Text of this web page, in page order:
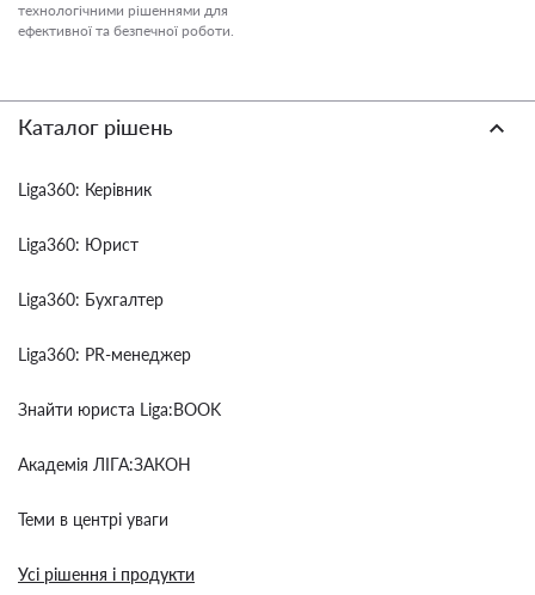
технологічними рішеннями для
ефективної та безпечної роботи.
Каталог рішень
Liga360: Керівник
Liga360: Юрист
Liga360: Бухгалтер
Liga360: PR-менеджер
Знайти юриста Liga:BOOK
Академія ЛІГА:ЗАКОН
Теми в центрі уваги
Усі рішення і продукти